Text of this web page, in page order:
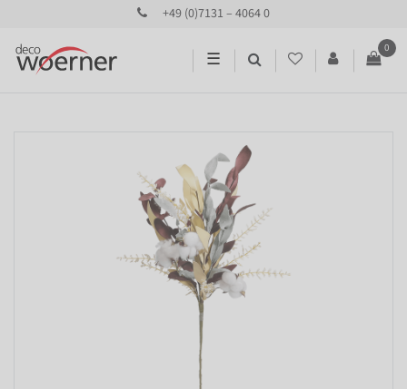
+49 (0)7131 – 4064 0
☰
0